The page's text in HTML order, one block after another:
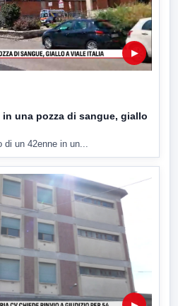
▶
una pozza di sangue, giallo
un 42enne in un...